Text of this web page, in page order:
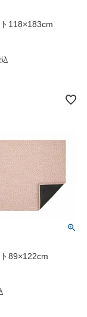
118×183cm
89×122cm